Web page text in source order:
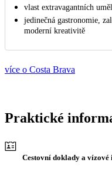
vlast extravagantních
jedinečná gastronomie,
moderní kreativitě
více o Costa Brava
Praktické
Cestovní doklady a vízové